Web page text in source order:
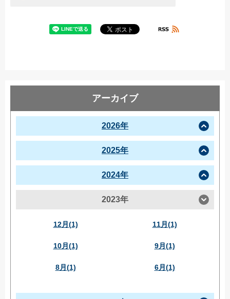
アーカイブ
2026年
2025年
2024年
2023年
12月(1) 11月(1)
10月(1) 9月(1)
8月(1) 6月(1)